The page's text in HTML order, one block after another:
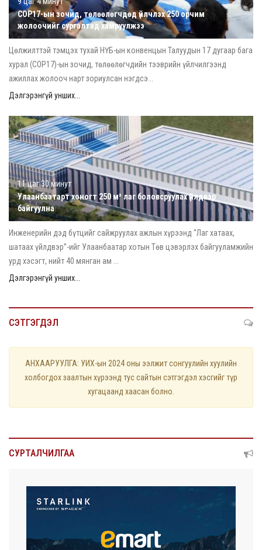
COP17-ын зочид, төлөөлөгчдөд үйлчлэх 250 орчим
жолоочийг сургалтад хамруулжээ
Цөлжилттэй тэмцэх тухай НҮБ-ын конвенцын Талуудын 17 дугаар бага
хурал (COP17)-ын зочид, төлөөлөгчдийн тээврийн үйлчилгээнд
ажиллах жолооч нарт зориулсан нэгдсэ...
Дэлгэрэнгүй унших...
11 цаг 30 минут
Улаанбаатарт хоногт 250 м³ лаг боловсруулах үйлдвэр
байгуулна
Инженерийн дэд бүтцийг сайжруулах ажлын хүрээнд “Лаг хатаах,
шатаах үйлдвэр”-ийг Улаанбаатар хотын Төв цэвэрлэх байгууламжийн
урд хэсэгт, нийт 40 мянган ам ...
Дэлгэрэнгүй унших...
СЭТГЭГДЭЛ
АНХААРУУЛГА: УИХ-ын 2024 оны ээлжит сонгуулийн хуулийн
холбогдох заалтын хүрээнд тус сайтын сэтгэгдэл хэсгийг түр
хугацаанд хаасан болно.
СУРТАЛЧИЛГАА